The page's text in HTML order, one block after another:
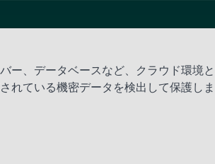
ー、データベースなど、クラウド環境
れている機密データを検出して保護しま